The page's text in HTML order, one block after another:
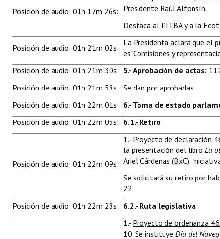
Posición de audio: 01h 17m 26s: Presidente Raúl Alfonsín.
Destaca al PITBA y a la
Posición de audio: 01h 21m 02s:
La Presidenta aclara que el
es ‘Comisiones y
Posición de audio: 01h 21m 30s: 5.- Aprobación de actas:
Posición de audio: 01h 21m 58s: Se dan por aprobadas.
Posición de audio: 01h 22m 01s: 6.- Toma de estado
Posición de audio: 01h 22m 05s: 6.1.- Retiro
Posición de audio: 01h 22m 09s:
1.- Proyecto de declaración
la presentación del libro La
Ariel Cárdenas (BxC).
Se solicitará su retiro por
22.
Posición de audio: 01h 22m 28s: 6.2.- Ruta legislativa
1.- Proyecto de ordenanza
10. Se instituye Día del